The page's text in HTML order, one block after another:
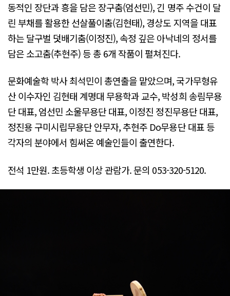
동적인 장단과 흥을 담은 장구춤(엄선민), 긴 명주 수건이 달
린 부채를 활용한 선살풀이춤(김현태), 경상도 지역을 대표
하는 달구벌 덧배기춤(이정진), 속정 깊은 아낙네의 정서를
담은 소고춤(추현주) 등 총 6개 작품이 펼쳐진다.
문화예술학 박사 최석민이 총연출을 맡았으며, 국가무형유
산 이수자인 김현태 계명대 무용학과 교수, 박성희 송림무용
단 대표, 엄선민 소울무용단 대표, 이정진 정진무용단 대표,
정진용 구미시립무용단 안무자, 추현주 Do무용단 대표 등
각자의 분야에서 힘써온 예술인들이 출연한다.
전석 1만원. 초등학생 이상 관람가. 문의 053-320-5120.